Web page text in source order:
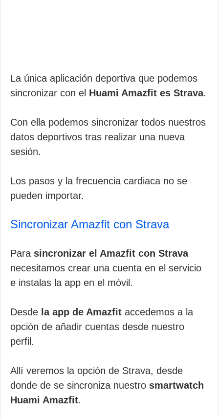
La única aplicación deportiva que podemos
sincronizar con el Huami Amazfit es Strava.
Con ella podemos sincronizar todos nuestros
datos deportivos tras realizar una nueva
sesión.
Los pasos y la frecuencia cardiaca no se
pueden importar.
Sincronizar Amazfit con Strava
Para sincronizar el Amazfit con Strava
necesitamos crear una cuenta en el servicio
e instalas la app en el móvil.
Desde la app de Amazfit accedemos a la
opción de añadir cuentas desde nuestro
perfil.
Allí veremos la opción de Strava, desde
donde de se sincroniza nuestro smartwatch
Huami Amazfit.